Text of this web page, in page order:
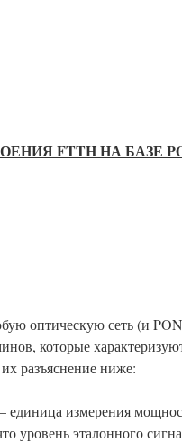
FTTHНА БАЗЕ
оптическую сеть (и
которые
разъяснение ниже:
единица измерения
уровень эталонного